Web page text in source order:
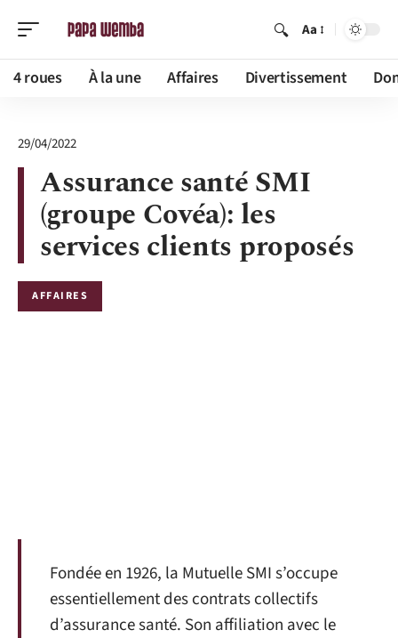
Aa
4 roues À la une Affaires Divertissement
29/04/2022
Assurance santé SMI
(groupe Covéa): les
services clients proposés
AFFAIRES
Fondée en 1926, la Mutuelle SMI s’occupe
essentiellement des contrats collectifs
d’assurance santé. Son affiliation avec le